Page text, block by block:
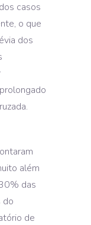
casos
o que
dos
além
das
do
de